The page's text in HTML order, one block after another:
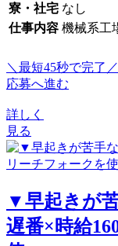
寮・社宅 なし
仕事内容 機械系工
＼最短45秒で完了／
応募へ進む
詳しく
見る
▼早起きが
遅番×時給